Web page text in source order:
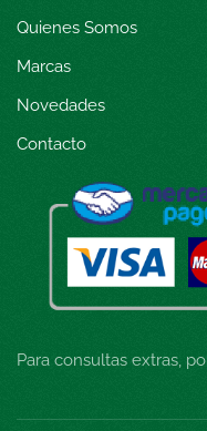
Quienes Somos
Marcas
Novedades
Contacto
Para consultas extras,